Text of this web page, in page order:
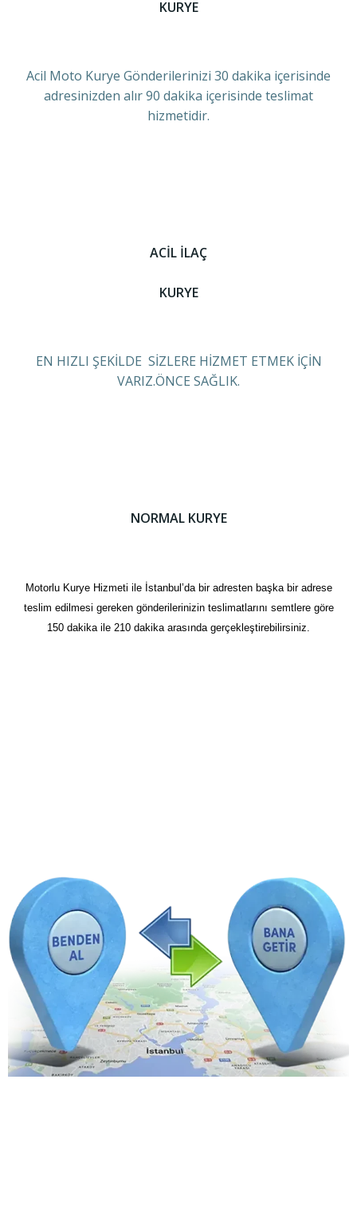
KURYE
Acil Moto Kurye Gönderilerinizi 30 dakika içerisinde
adresinizden alır 90 dakika içerisinde teslimat
hizmetidir.
ACİL İLAÇ
KURYE
EN HIZLI ŞEKİLDE SİZLERE HİZMET ETMEK İÇİN
VARIZ.ÖNCE SAĞLIK.
NORMAL KURYE
Motorlu Kurye Hizmeti ile İstanbul’da bir adresten başka bir adrese
teslim edilmesi gereken gönderilerinizin teslimatlarını semtlere göre
150 dakika ile 210 dakika arasında gerçekleştirebilirsiniz.